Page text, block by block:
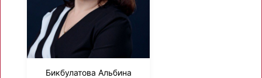
Бикбулатова Альбина